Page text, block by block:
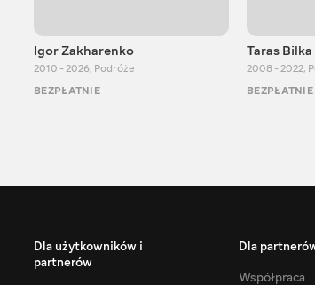
Igor Zakharenko
2010 - 2026, Podróże
BEZPŁATNIE
Taras Bilka
2008 - 2022,
BEZPŁATNIE
Dla użytkowników i
partnerów
Dla
Współpraca